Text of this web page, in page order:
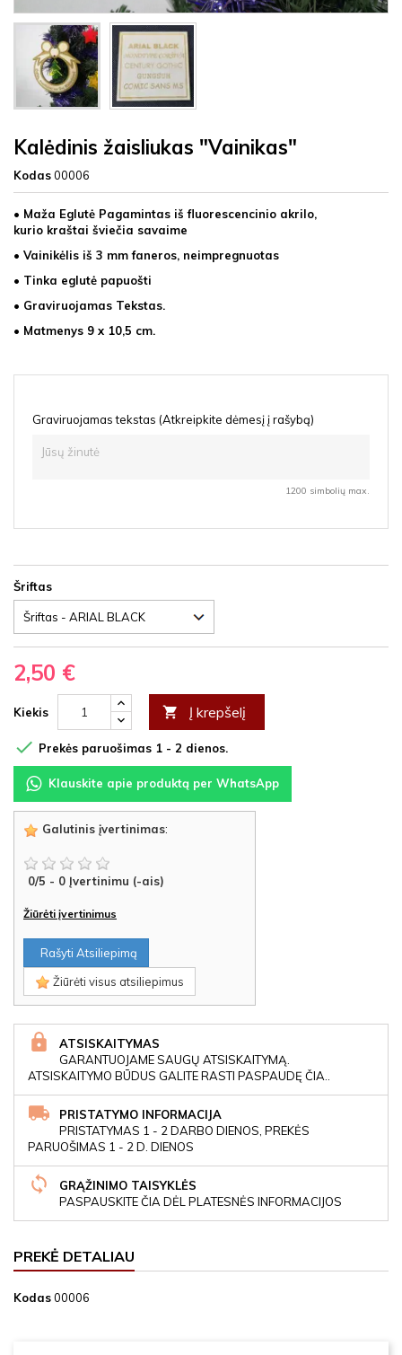
Kalėdinis žaisliukas "Vainikas"
Kodas00006
• Maža Eglutė Pagamintas iš fluorescencinio akrilo,
kurio kraštai šviečia savaime
• Vainikėlis iš 3 mm faneros, neimpregnuotas
• Tinka eglutė papuošti
• Graviruojamas Tekstas.
• Matmenys 9 x 10,5 cm.
Graviruojamas tekstas (Atkreipkite dėmesį į rašybą)
1200 simbolių max.
Šriftas
2,50 €
Kiekis  Į krepšelį
 Prekės paruošimas 1 - 2 dienos.
Klauskite apie produktą per WhatsApp
Galutinis įvertinimas:
0/5 - 0 Įvertinimu (-ais)
Žiūrėti įvertinimus
Rašyti Atsiliepimą
Žiūrėti visus atsiliepimus
ATSISKAITYMAS
GARANTUOJAME SAUGŲ ATSISKAITYMĄ.
ATSISKAITYMO BŪDUS GALITE RASTI PASPAUDĘ ČIA..
PRISTATYMO INFORMACIJA
PRISTATYMAS 1 - 2 DARBO DIENOS, PREKĖS
PARUOŠIMAS 1 - 2 D. DIENOS
GRĄŽINIMO TAISYKLĖS
PASPAUSKITE ČIA DĖL PLATESNĖS INFORMACIJOS
PREKĖ DETALIAU
Kodas00006